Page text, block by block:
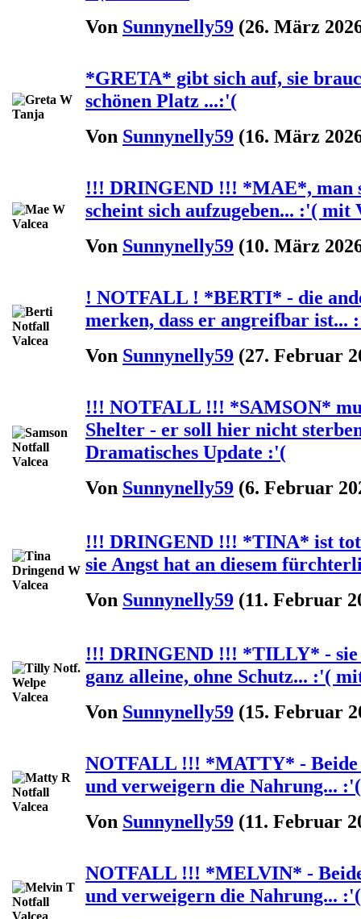
Von Sunnynelly59 (26. März
*GRETA* gibt sich auf, sie
schönen Platz ...:'(
Von Sunnynelly59 (16. März
!!! DRINGEND !!! *MAE*, man
scheint sich aufzugeben... :'( mit
Von Sunnynelly59 (10. März
! NOTFALL ! *BERTI* - die
merken, dass er angreifbar ist...
Von Sunnynelly59 (27. Februar
!!! NOTFALL !!! *SAMSON*
Shelter - er soll hier nicht
Dramatisches Update :'(
Von Sunnynelly59 (6. Februar
!!! DRINGEND !!! *TINA* ist
sie Angst hat an diesem
Von Sunnynelly59 (11. Februar
!!! DRINGEND !!! *TILLY* - sie
ganz alleine, ohne Schutz... :'(
Von Sunnynelly59 (15. Februar
NOTFALL !!! *MATTY* - Beide
und verweigern die Nahrung...
Von Sunnynelly59 (11. Februar
NOTFALL !!! *MELVIN* -
und verweigern die Nahrung...